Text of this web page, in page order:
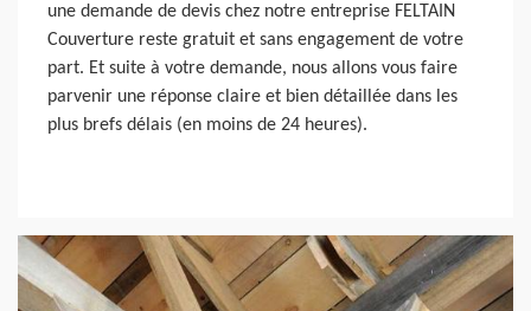
une demande de devis chez notre entreprise FELTAIN
Couverture reste gratuit et sans engagement de votre
part. Et suite à votre demande, nous allons vous faire
parvenir une réponse claire et bien détaillée dans les
plus brefs délais (en moins de 24 heures).